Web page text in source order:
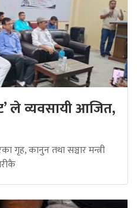
ले व्यवसायी आजित,
गृह, कानुन तथा सञ्चार मन्त्री